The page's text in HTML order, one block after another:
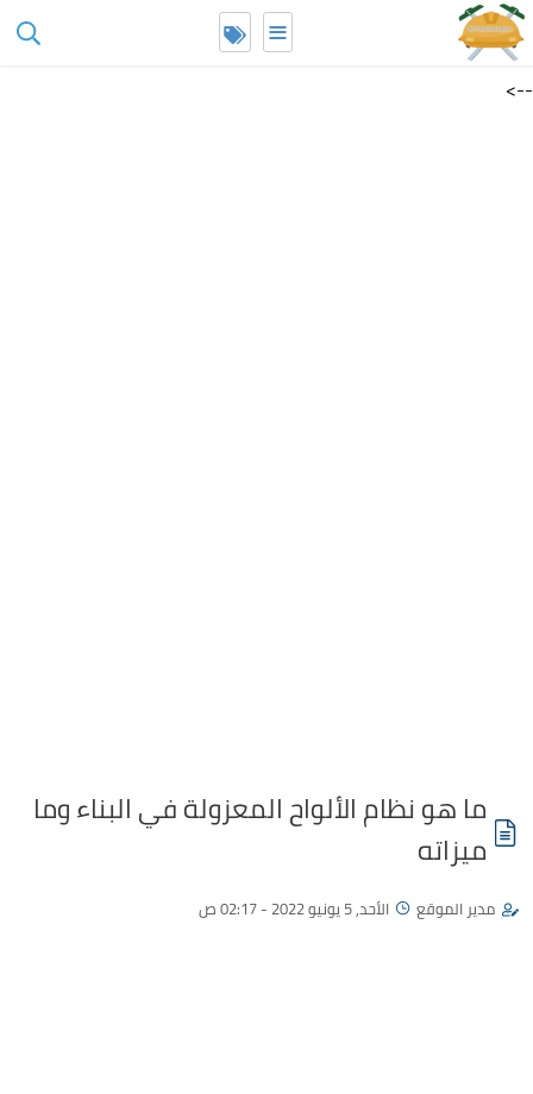
google-site-
-->
≡
ما هو نظام الألواح المعزولة في البناء وما
ميزاته
مدير الموقع الأحد, 5 يونيو 2022 - 02:17 ص